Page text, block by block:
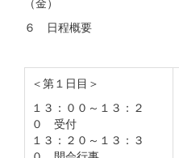
６ 日程概要
＜第１日目＞
１３：００～１３：２
０ 受付
１３：２０～１３：３